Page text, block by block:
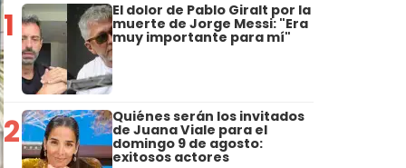
1 El dolor de Pablo Giralt por la
muerte de Jorge Messi: "Era
muy importante para mí"
2 Quiénes serán los invitados
de Juana Viale para el
domingo 9 de agosto:
exitosos actores